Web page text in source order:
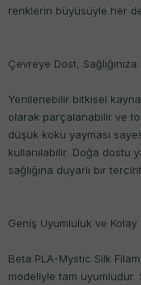
renklerin büyüsüyle her
Çevreye Dost,
Yenilenebilir bitkisel
olarak parçalanabilir ve
düşük koku yayması
kullanılabilir. Doğa dostu
sağlığına duyarlı bir
Geniş Uyumluluk ve Kolay
Beta PLA-Mystic Silk
modeliyle tam uyumludur.